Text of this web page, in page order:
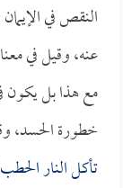
النقص في
عنه، وقيل في
مع هذا بل يكون
خطورة الحسد،
تأكل النار الحطب